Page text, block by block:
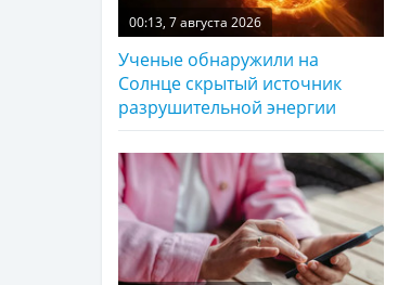
00:13, 7 августа 2026
Ученые обнаружили на
Солнце скрытый источник
разрушительной энергии